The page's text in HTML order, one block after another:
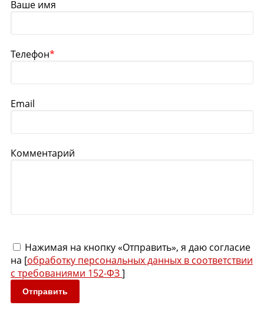
Ваше имя
Телефон*
Email
Комментарий
Нажимая на кнопку «Отправить», я даю согласие
на [обработку персональных данных в соответствии
с требованиями 152-ФЗ]
Отправить